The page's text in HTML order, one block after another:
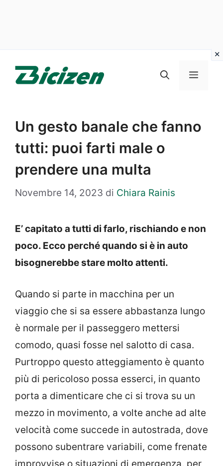
Menu
Un gesto banale che fanno
tutti: puoi farti male o
prendere una multa
Novembre 14, 2023 di Chiara Rainis
E’ capitato a tutti di farlo, rischiando e non
poco. Ecco perché quando si è in auto
bisognerebbe stare molto attenti.
Quando si parte in macchina per un
viaggio che si sa essere abbastanza lungo
è normale per il passeggero mettersi
comodo, quasi fosse nel salotto di casa.
Purtroppo questo atteggiamento è quanto
più di pericoloso possa esserci, in quanto
porta a dimenticare che ci si trova su un
mezzo in movimento, a volte anche ad alte
velocità come succede in autostrada, dove
possono subentrare variabili, come frenate
improvvise o situazioni di emergenza, per